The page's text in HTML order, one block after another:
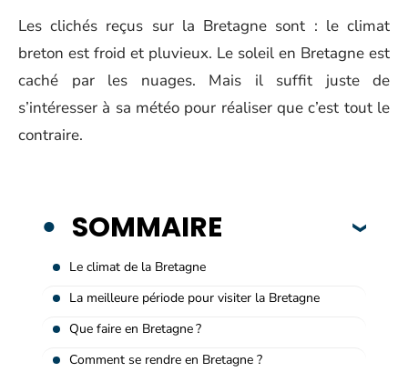
Les clichés reçus sur la Bretagne sont : le climat
breton est froid et pluvieux. Le soleil en Bretagne est
caché par les nuages. Mais il suffit juste de
s’intéresser à sa météo pour réaliser que c’est tout le
contraire.
SOMMAIRE
Le climat de la Bretagne
La meilleure période pour visiter la Bretagne
Que faire en Bretagne ?
Comment se rendre en Bretagne ?